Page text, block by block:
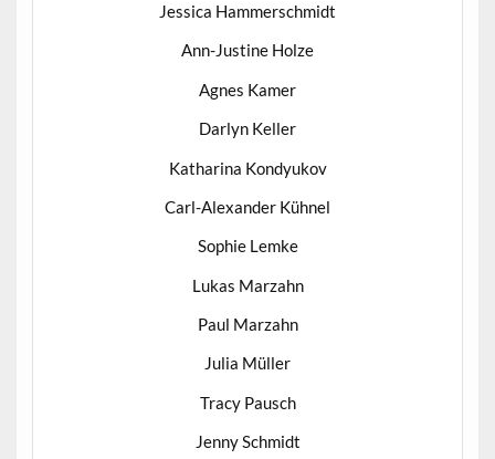
Jessica Hammerschmidt
Ann-Justine Holze
Agnes Kamer
Darlyn Keller
Katharina Kondyukov
Carl-Alexander Kühnel
Sophie Lemke
Lukas Marzahn
Paul Marzahn
Julia Müller
Tracy Pausch
Jenny Schmidt